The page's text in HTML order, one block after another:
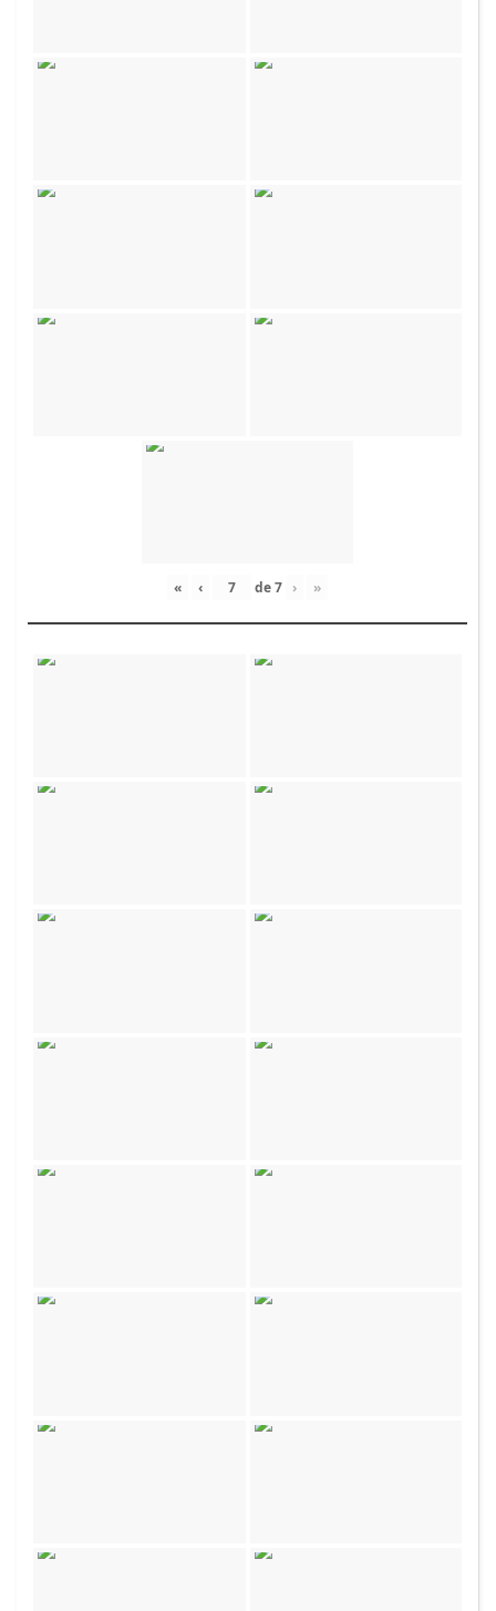
« ‹ de7 › »